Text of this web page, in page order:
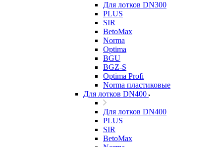
Для лотков DN300
PLUS
SIR
BetoMax
Norma
Optima
BGU
BGZ-S
Optima Profi
Norma пластиковые
Для лотков DN400
Для лотков DN400
PLUS
SIR
BetoMax